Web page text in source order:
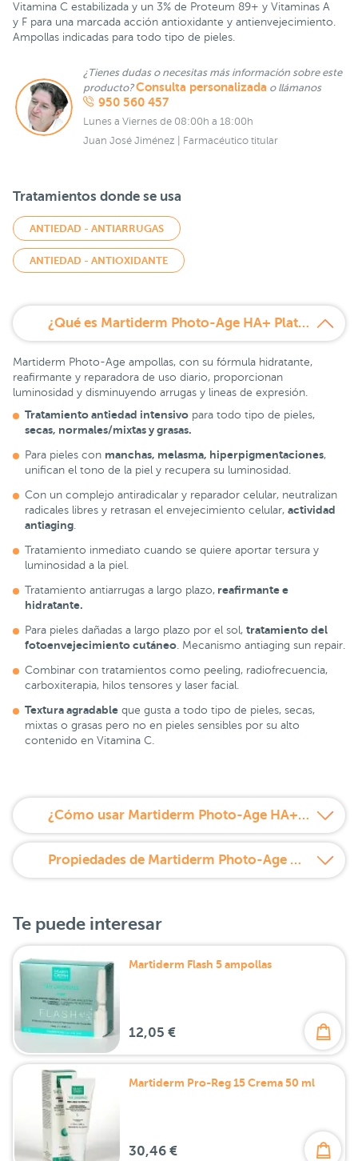
Vitamina C estabilizada y un 3% de Proteum 89+ y Vitaminas A
y F para una marcada acción antioxidante y antienvejecimiento.
Ampollas indicadas para todo tipo de pieles.
¿Tienes dudas o necesitas más información sobre este
producto?Consulta personalizada o llámanos
950 560 457
Lunes a Viernes de 08:00h a 18:00h
Juan José Jiménez | Farmacéutico titular
Tratamientos donde se usa
ANTIEDAD - ANTIARRUGAS
ANTIEDAD - ANTIOXIDANTE
¿Qué es Martiderm Photo-Age HA+ Platinum 30 Ampollas?
Martiderm Photo-Age ampollas, con su fórmula hidratante,
reafirmante y reparadora de uso diario, proporcionan
luminosidad y disminuyendo arrugas y lineas de expresión.
Tratamiento antiedad intensivo para todo tipo de pieles,
secas, normales/mixtas y grasas.
Para pieles con manchas, melasma, hiperpigmentaciones,
unifican el tono de la piel y recupera su luminosidad.
Con un complejo antiradicalar y reparador celular, neutralizan
radicales libres y retrasan el envejecimiento celular, actividad
antiaging.
Tratamiento inmediato cuando se quiere aportar tersura y
luminosidad a la piel.
Tratamiento antiarrugas a largo plazo, reafirmante e
hidratante.
Para pieles dañadas a largo plazo por el sol, tratamiento del
fotoenvejecimiento cutáneo. Mecanismo antiaging sun repair.
Combinar con tratamientos como peeling, radiofrecuencia,
carboxiterapia, hilos tensores y laser facial.
Textura agradable que gusta a todo tipo de pieles, secas,
mixtas o grasas pero no en pieles sensibles por su alto
contenido en Vitamina C.
¿Cómo usar Martiderm Photo-Age HA+ Platinum 30 Ampollas?
Propiedades de Martiderm Photo-Age HA+ Platinum 30 Ampollas
Te puede interesar
Martiderm Flash 5 ampollas
12,05 €
Martiderm Pro-Reg 15 Crema 50 ml
30,46 €